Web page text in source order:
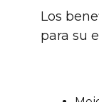
Los
para su